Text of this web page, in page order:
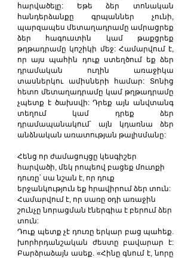
հարվածելը: Եթե ձեր տոնական
հանդերձանքը գրպաններ չունի,
պարզապես մետաղադրամը ամրացրեք
ձեր հագուստին կամ թաքցրեք
թղթադրամը կոշիկի մեջ: Համարվում է,
որ այս պահին դուք ստեղծում եք ձեր
դրամական ուղին առաջիկա
տասներկու ամիսների համար: Տոնից
հետո մետաղադրամը կամ թղթադրամը
չպետք է ծախսվի: Դրեք այն անվտանգ
տեղում կամ դրեք ձեր
դրամապանակում՝ այն կդառնա ձեր
անձնական առատության թալիսմանը:
Հենց որ ժամացույցը կեսգիշեր
հարվածի, մեկ րոպեով բացեք մուտքի
դուռը՝ սա նշան է, որ դուք
երջանկություն եք հրավիրում ձեր տուն:
Համարվում է, որ սառը օդի առաջին
շունչը նորացման էներգիա է բերում ձեր
տուն:
Դուք պետք չէ դուռը երկար բաց պահեք.
խորհրդանշական ժեստը բավարար է:
Բարձրաձայն ասեք. «Հինը գնում է, նորը